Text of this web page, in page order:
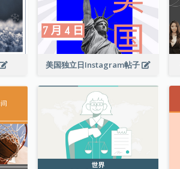
美国独立日Instagram帖子